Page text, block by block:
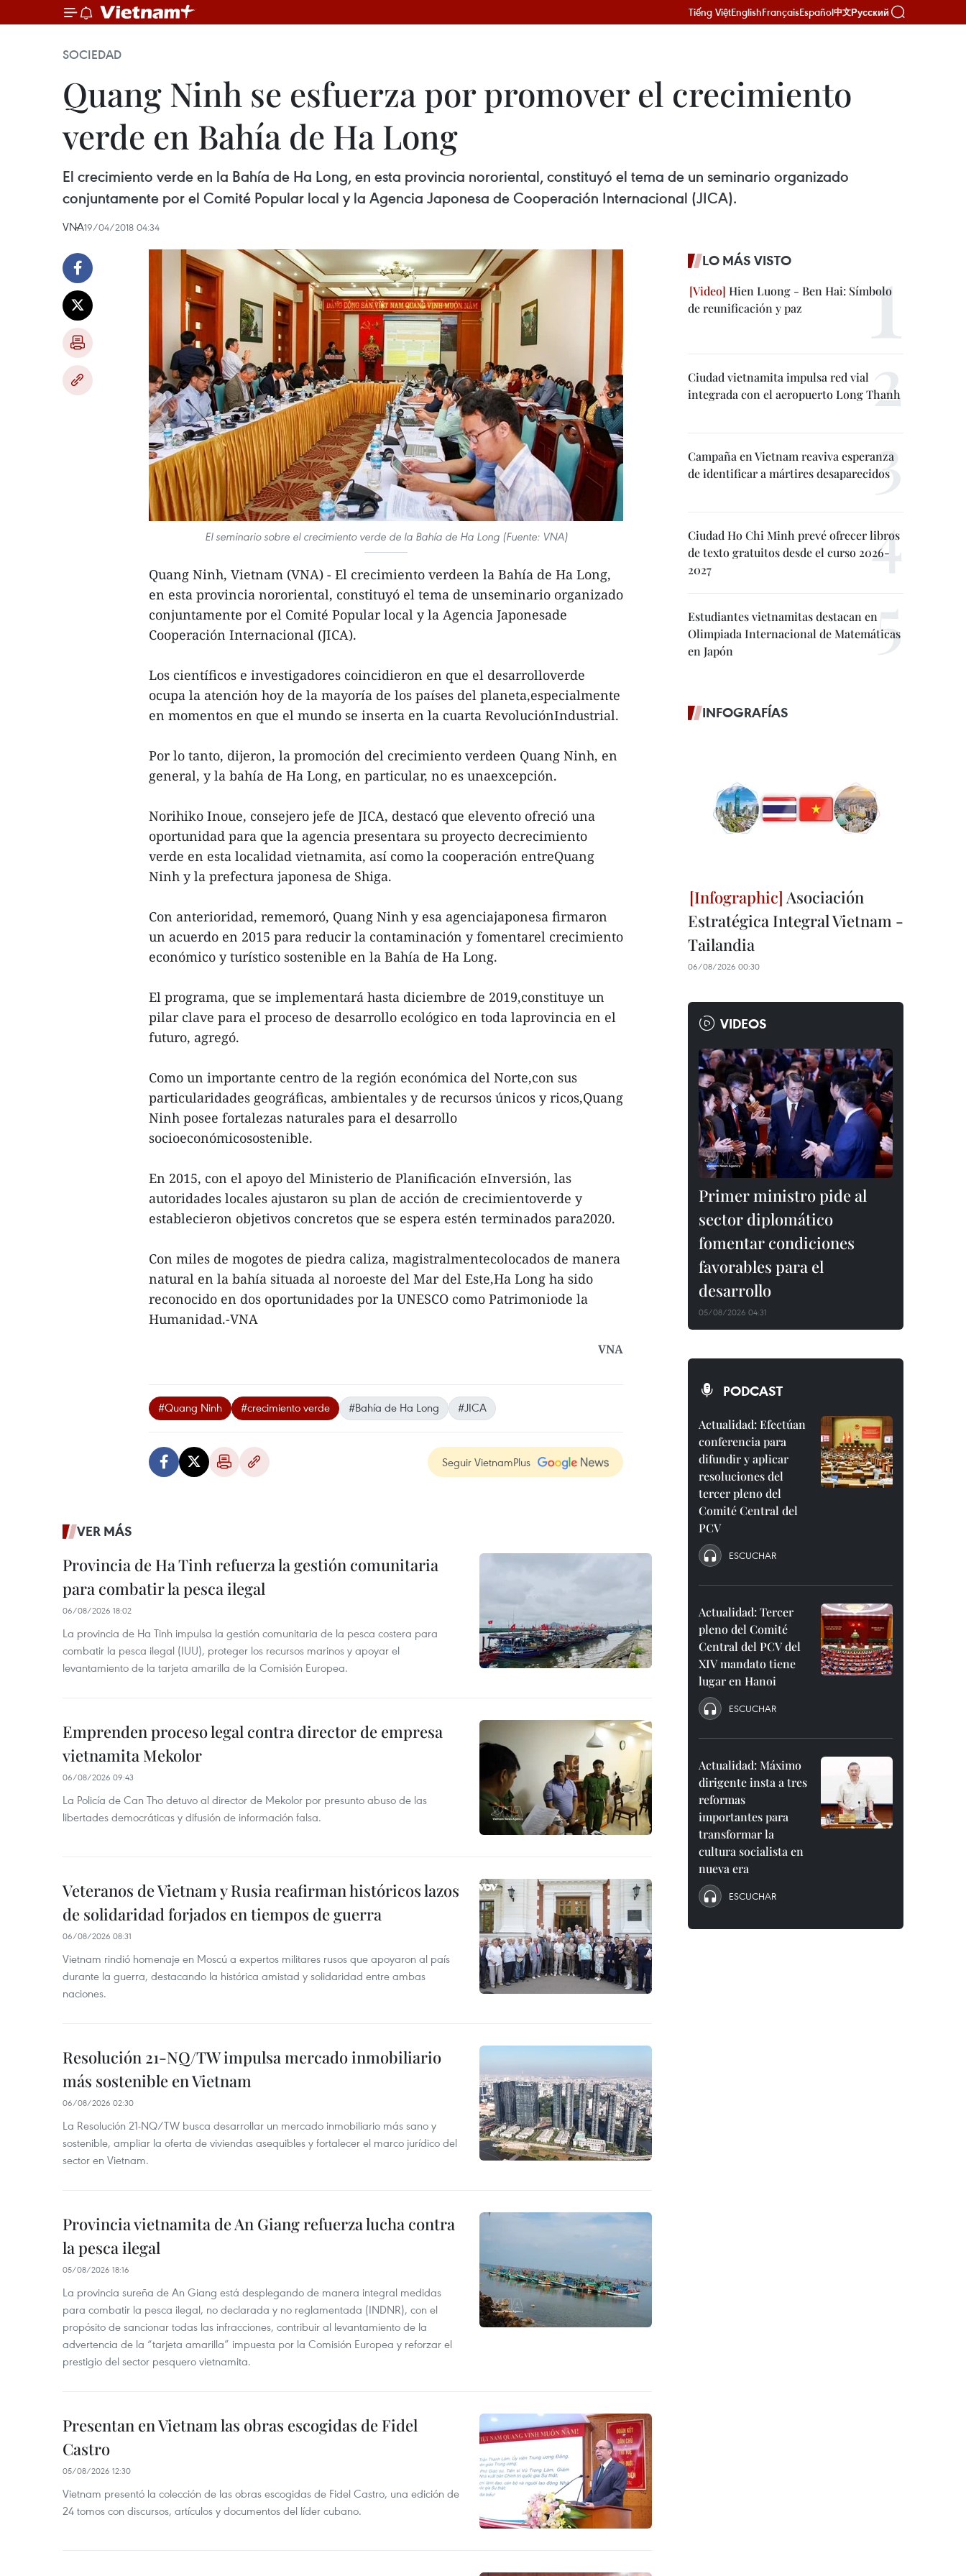
Tiếng ViệtEnglishFrançaisEspañol中文Русский
SOCIEDAD
Quang Ninh se esfuerza por promover el crecimiento
verde en Bahía de Ha Long
El crecimiento verde en la Bahía de Ha Long, en esta provincia nororiental, constituyó el tema de un seminario organizado
conjuntamente por el Comité Popular local y la Agencia Japonesa de Cooperación Internacional (JICA).
VNA19/04/2018 04:34
El seminario sobre el crecimiento verde de la Bahía de Ha Long (Fuente: VNA)
Quang Ninh, Vietnam (VNA) - El crecimiento verdeen la Bahía de Ha Long,
en esta provincia nororiental, constituyó el tema de unseminario organizado
conjuntamente por el Comité Popular local y la Agencia Japonesade
Cooperación Internacional (JICA).
Los científicos e investigadores coincidieron en que el desarrolloverde
ocupa la atención hoy de la mayoría de los países del planeta,especialmente
en momentos en que el mundo se inserta en la cuarta RevoluciónIndustrial.
Por lo tanto, dijeron, la promoción del crecimiento verdeen Quang Ninh, en
general, y la bahía de Ha Long, en particular, no es unaexcepción.
Norihiko Inoue, consejero jefe de JICA, destacó que elevento ofreció una
oportunidad para que la agencia presentara su proyecto decrecimiento
verde en esta localidad vietnamita, así como la cooperación entreQuang
Ninh y la prefectura japonesa de Shiga.
Con anterioridad, rememoró, Quang Ninh y esa agenciajaponesa firmaron
un acuerdo en 2015 para reducir la contaminación y fomentarel crecimiento
económico y turístico sostenible en la Bahía de Ha Long.
El programa, que se implementará hasta diciembre de 2019,constituye un
pilar clave para el proceso de desarrollo ecológico en toda laprovincia en el
futuro, agregó.
Como un importante centro de la región económica del Norte,con sus
particularidades geográficas, ambientales y de recursos únicos y ricos,Quang
Ninh posee fortalezas naturales para el desarrollo
socioeconómicosostenible.
En 2015, con el apoyo del Ministerio de Planificación eInversión, las
autoridades locales ajustaron su plan de acción de crecimientoverde y
establecieron objetivos concretos que se espera estén terminados para2020.
Con miles de mogotes de piedra caliza, magistralmentecolocados de manera
natural en la bahía situada al noroeste del Mar del Este,Ha Long ha sido
reconocido en dos oportunidades por la UNESCO como Patrimoniode la
Humanidad.-VNA
VNA
#Quang Ninh #crecimiento verde #Bahía de Ha Long #JICA
Seguir VietnamPlus
VER MÁS
Provincia de Ha Tinh refuerza la gestión comunitaria
para combatir la pesca ilegal
06/08/2026 18:02
La provincia de Ha Tinh impulsa la gestión comunitaria de la pesca costera para
combatir la pesca ilegal (IUU), proteger los recursos marinos y apoyar el
levantamiento de la tarjeta amarilla de la Comisión Europea.
Emprenden proceso legal contra director de empresa
vietnamita Mekolor
06/08/2026 09:43
La Policía de Can Tho detuvo al director de Mekolor por presunto abuso de las
libertades democráticas y difusión de información falsa.
Veteranos de Vietnam y Rusia reafirman históricos lazos
de solidaridad forjados en tiempos de guerra
06/08/2026 08:31
Vietnam rindió homenaje en Moscú a expertos militares rusos que apoyaron al país
durante la guerra, destacando la histórica amistad y solidaridad entre ambas
naciones.
Resolución 21-NQ/TW impulsa mercado inmobiliario
más sostenible en Vietnam
06/08/2026 02:30
La Resolución 21-NQ/TW busca desarrollar un mercado inmobiliario más sano y
sostenible, ampliar la oferta de viviendas asequibles y fortalecer el marco jurídico del
sector en Vietnam.
Provincia vietnamita de An Giang refuerza lucha contra
la pesca ilegal
05/08/2026 18:16
La provincia sureña de An Giang está desplegando de manera integral medidas
para combatir la pesca ilegal, no declarada y no reglamentada (INDNR), con el
propósito de sancionar todas las infracciones, contribuir al levantamiento de la
advertencia de la “tarjeta amarilla” impuesta por la Comisión Europea y reforzar el
prestigio del sector pesquero vietnamita.
Presentan en Vietnam las obras escogidas de Fidel
Castro
05/08/2026 12:30
Vietnam presentó la colección de las obras escogidas de Fidel Castro, una edición de
24 tomos con discursos, artículos y documentos del líder cubano.
LO MÁS VISTO
Hien Luong - Ben Hai: Símbolo
de reunificación y paz
Ciudad vietnamita impulsa red vial
integrada con el aeropuerto Long Thanh
Campaña en Vietnam reaviva esperanza
de identificar a mártires desaparecidos
Ciudad Ho Chi Minh prevé ofrecer libros
de texto gratuitos desde el curso 2026-
2027
Estudiantes vietnamitas destacan en
Olimpiada Internacional de Matemáticas
en Japón
INFOGRAFÍAS
Asociación
Estratégica Integral Vietnam -
Tailandia
06/08/2026 00:30
VIDEOS
Primer ministro pide al
sector diplomático
fomentar condiciones
favorables para el
desarrollo
05/08/2026 04:31
PODCAST
Actualidad: Efectúan
conferencia para
difundir y aplicar
resoluciones del
tercer pleno del
Comité Central del
PCV
ESCUCHAR
Actualidad: Tercer
pleno del Comité
Central del PCV del
XIV mandato tiene
lugar en Hanoi
ESCUCHAR
Actualidad: Máximo
dirigente insta a tres
reformas
importantes para
transformar la
cultura socialista en
nueva era
ESCUCHAR